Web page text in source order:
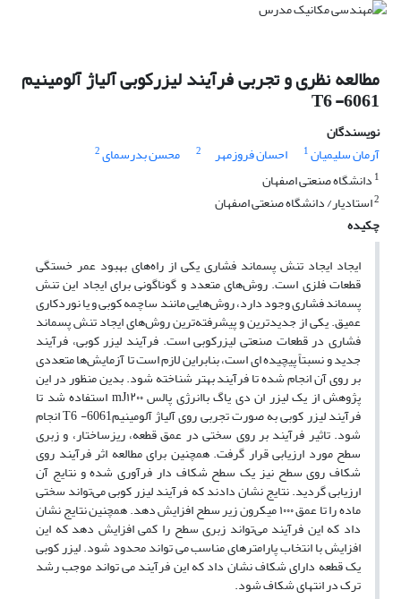
مطالعه نظری و تجربی فرآیند لیزرکوبی آلیاژ آلومینیم
6061- T6
نویسندگان
آرمان سلیمیان1 احسان فروزمهر 2 محسن بدرسمای2
1 دانشگاه صنعتی اصفهان
2استادیار/ دانشگاه صنعتی اصفهان
چکیده
ایجاد ایجاد تنش پسماند فشاری یکی از راه‌های بهبود عمر خستگی
قطعات فلزی است. روش‌های متعدد و گوناگونی برای ایجاد این تنش
پسماند فشاری وجود دارد، روش‌هایی مانند ساچمه کوبی و یا نوردکاری
عمیق. یکی از جدیدترین و پیشرفته‌ترین روش‌های ایجاد تنش پسماند
فشاری در قطعات صنعتی لیزرکوبی است. فرآیند لیزر کوبی، فرآیند
جدید و نسبتاً پیچیده ای است، بنابراین لازم است تا آزمایش‌‌ها متعددی
بر روی آن انجام شده تا فرآیند بهتر شناخته شود. بدین منظور در این
پژوهش از یک لیزر ان دی یاگ باانرژی پالس mJ۱۲۰۰ استفاده شد تا
فرآیند لیزر کوبی به صورت تجربی روی آلیاژ آلومینیم6061- T6 انجام
شود. تاثیر فرآیند بر روی سختی در عمق قطعه، ریزساختار، و زبری
سطح مورد ارزیابی قرار گرفت. همچنین برای مطالعه اثر فرآیند روی
شکاف روی سطح نیز یک سطح شکاف دار فرآوری شده و نتایج آن
ارزیابی گردید. نتایج نشان دادند که فرآیند لیزر کوبی می‌تواند سختی
ماده را تا عمق ۱۰۰۰ میکرون زیر سطح افزایش دهد. همچنین نتایج نشان
داد که این فرآیند می‌تواند زبری سطح را کمی افزایش دهد که این
افزایش با انتخاب پارامترهای مناسب می تواند محدود شود. لیزر کوبی
یک قطعه دارای شکاف نشان داد که این فرآیند می تواند موجب رشد
ترک در انتهای شکاف شود.